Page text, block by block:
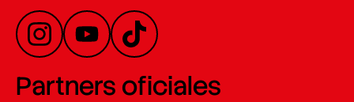
Partners oficiales